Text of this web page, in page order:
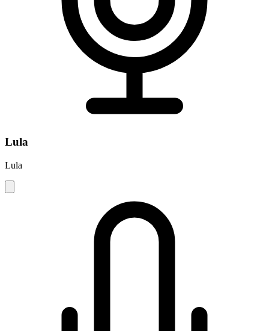
Lula
Lula